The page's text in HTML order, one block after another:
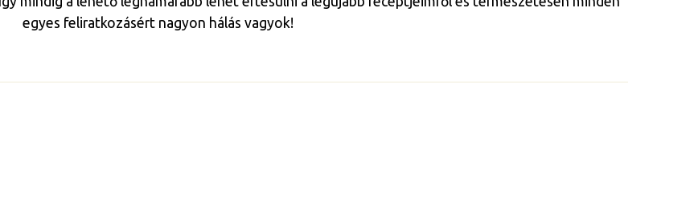
egyes feliratkozásért nagyon hálás vagyok!